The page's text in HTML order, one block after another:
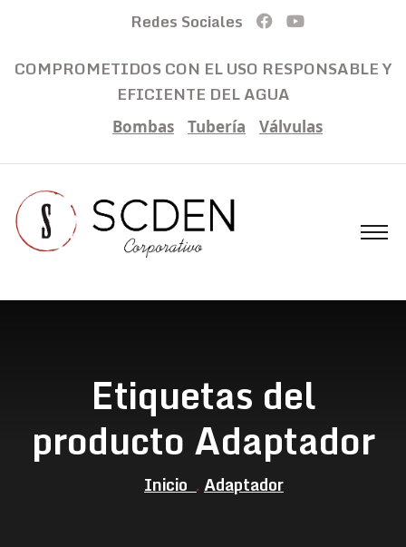
Redes Sociales
COMPROMETIDOS CON EL USO RESPONSABLE Y
EFICIENTE DEL AGUA
Bombas Tubería Válvulas
Etiquetas del
producto Adaptador
Inicio Adaptador